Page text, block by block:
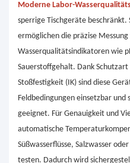
Moderne Labor-
sperrige Tischgeräte
ermöglichen die präzise
Wasserqualitätsindikatoren wie
Sauerstoffgehalt. Dank Schutzart
Stoßfestigkeit (IK) sind diese
Feldbedingungen einsetzbar
geeignet. Für Genauigkeit und
automatische
Süßwasserflüsse, Salzwasser
testen. Dadurch wird